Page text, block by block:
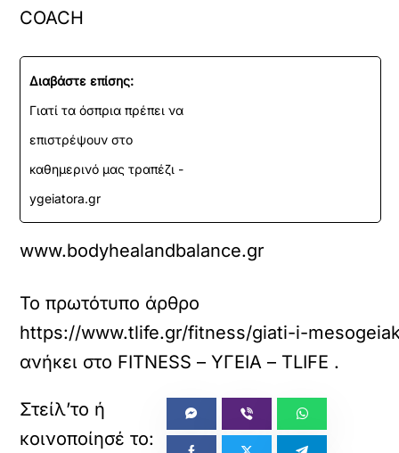
COACH
Διαβάστε επίσης:
Γιατί τα όσπρια πρέπει να
επιστρέψουν στο
καθημερινό μας τραπέζι -
ygeiatora.gr
www.bodyhealandbalance.gr
Το πρωτότυπο άρθρο
https://www.tlife.gr/fitness/giati-i-
ανήκει στο FITNESS – ΥΓΕΙΑ – TLIFE .